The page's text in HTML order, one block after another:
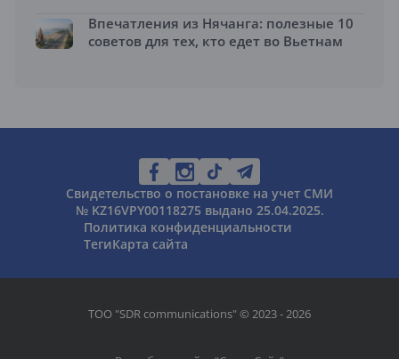
Впечатления из Нячанга: полезные 10
советов для тех, кто едет во Вьетнам
Свидетельство о постановке на учет СМИ
№ KZ16VPY00118275 выдано 25.04.2025.
Политика конфиденциальности
ТегиКарта сайта
ТОО "SDR communications" © 2023 - 2026